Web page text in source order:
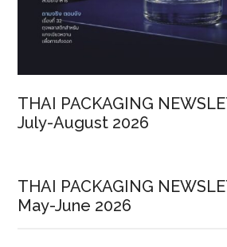
THAI PACKAGING
July-August 2026
THAI PACKAGING
May-June 2026